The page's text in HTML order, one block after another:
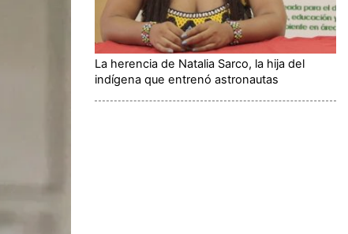
La herencia de Natalia Sarco, la hija del
indígena que entrenó astronautas